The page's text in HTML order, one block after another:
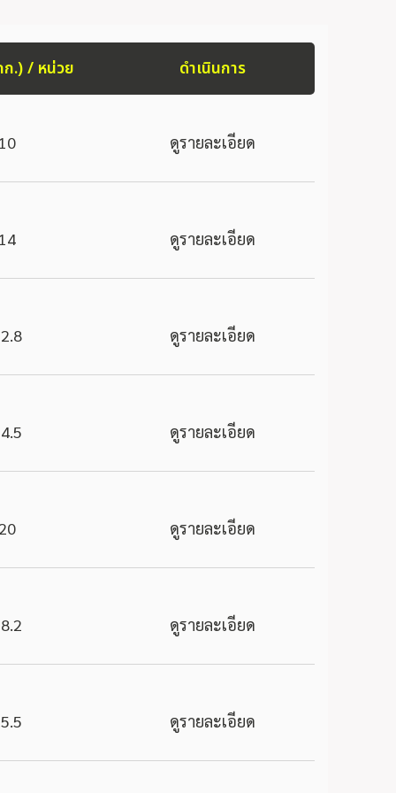
.) / หน่วย ดำเนินการ
10 ดูรายละเอียด
14 ดูรายละเอียด
ดูรายละเอียด
ดูรายละเอียด
20 ดูรายละเอียด
ดูรายละเอียด
ดูรายละเอียด